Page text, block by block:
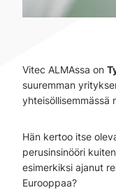
Vitec ALMAssa on
suuremman
yhteisöllisemmässä
Hän kertoo itse
perusinsinööri
esimerkiksi ajanut
Eurooppaa?